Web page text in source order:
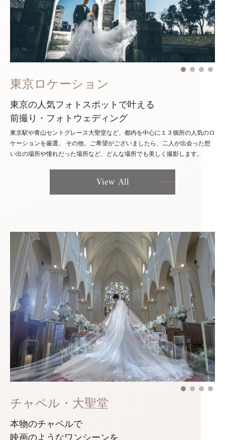
東京ロケーション
東京の人気フォトスポットで叶える
前撮り・フォトウェディング
東京駅や青山セントグレース大聖堂など、都内を中心に１３個所の人気のロ
ケーションを厳選。 その他、ご希望がございましたら、二人が出会った想
い出の場所や憧れだった場所など、どんな場所でも美しく撮影します。
View All
チャペル・大聖堂
本物のチャペルで
映画のようなワンシーンを